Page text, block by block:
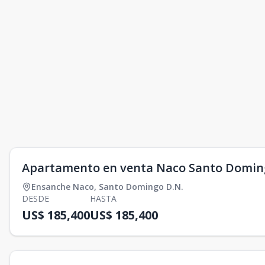
Apartamento en venta Naco Santo
Ensanche Naco, Santo Domingo D.N.
DESDE
US$ 185,400
HASTA
US$ 185,400